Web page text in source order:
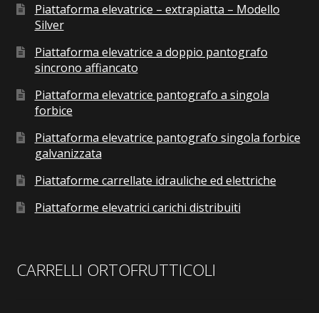
Piattaforma elevatrice – extrapiatta – Modello
Silver
Piattaforma elevatrice a doppio pantografo
sincrono affiancato
Piattaforma elevatrice pantografo a singola
forbice
Piattaforma elevatrice pantografo singola forbice
galvanizzata
Piattaforme carrellate idrauliche ed elettriche
Piattaforme elevatrici carichi distribuiti
CARRELLI ORTOFRUTTICOLI